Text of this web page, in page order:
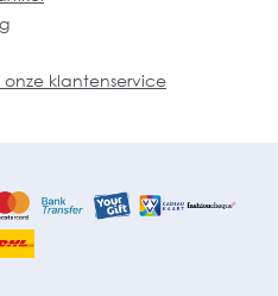
klantenservice